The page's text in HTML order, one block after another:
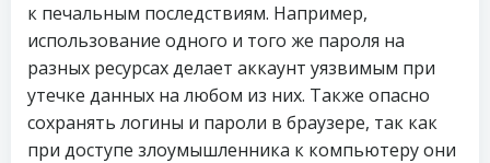
к печальным последствиям. Например,
использование одного и того же пароля на
разных ресурсах делает аккаунт уязвимым при
утечке данных на любом из них. Также опасно
сохранять логины и пароли в браузере, так как
при доступе злоумышленника к компьютеру они